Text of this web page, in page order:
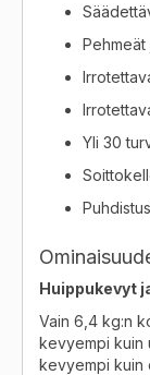
Yli 30
Huippukevyt
Vain 6,4 kg:n
kevyempi kuin
kevyempi kuin